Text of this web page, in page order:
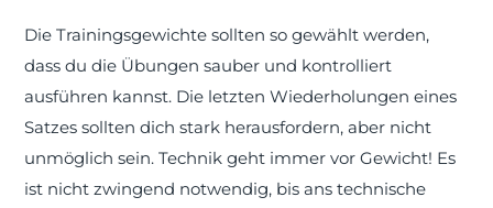
Die Trainingsgewichte sollten so gewählt werden,
dass du die Übungen sauber und kontrolliert
ausführen kannst. Die letzten Wiederholungen eines
Satzes sollten dich stark herausfordern, aber nicht
unmöglich sein. Technik geht immer vor Gewicht! Es
ist nicht zwingend notwendig, bis ans technische